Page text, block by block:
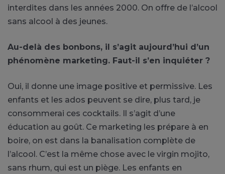
interdites dans les années 2000. On offre de l’alcool
sans alcool à des jeunes.
Au-delà des bonbons, il s’agit aujourd’hui d’un
phénomène marketing. Faut-il s’en inquiéter ?
Oui, il donne une image positive et permissive. Les
enfants et les ados peuvent se dire, plus tard, je
consommerai ces cocktails. Il s’agit d’une
éducation au goût. Ce marketing les prépare à en
boire, on est dans la banalisation complète de
l’alcool. C’est la même chose avec le virgin mojito,
sans rhum, qui est un piège. Les enfants en